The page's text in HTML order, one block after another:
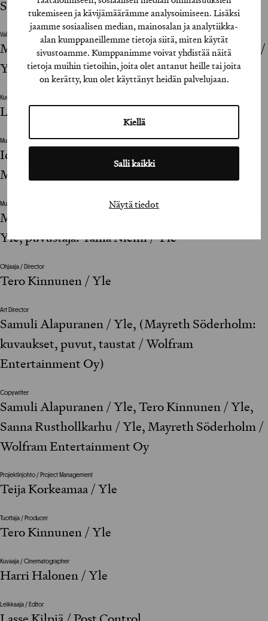
tukemiseen ja kävijämäärämme analysoimiseen. Lisäksi
jaamme sosiaalisen median, mainosalan ja analytiikka-
alan kumppaneillemme tietoja siitä, miten käytät
sivustoamme. Kumppanimme voivat yhdistää näitä
tietoja muihin tietoihin, joita olet antanut heille tai joita
on kerätty, kun olet käyttänyt heidän palvelujaan.
Kiellä
Salli kaikki
Näytä tiedot
Samuli Alapuranen / Yle
Valokuvat / Photographs
Mirka Kleemola / Imagenary Oy, Tero Kinnunen /
Yle
Kuvankäsittely / Image Editing
Lasse Kilpiä / Post Control
Muut suunnitteluun vaikuttaneet henkilöt / The design was also influenced by
Ideasparri: Pertti Pällijeff / Bob Helsinki, Jannis
Mavrostomos / Bob Helsinki
Muut suunnitteluun vaikuttaneet henkilöt / The design was also influenced by
Make Up Artists: Guy Hellström, Eva Saarinen /
Yle, puvustaja: Taina Niemi / Yle
Ohjaaja / Director
Tero Kinnunen / Yle
Art Director
Samuli Alapuranen / Yle, (Mayreth Söderholm:
kuvaukset, puvut, taustat / Wolfram
Entertainment Oy)
Copywriter
Samuli Alapuranen / Yle, Tero Kinnunen / Yle,
Sanna Rusthollkarhu / Yle, Mayreth Söderholm /
Wolfram Entertainment Oy
Projektinjohto / Project Management
Teija Korkeamaa / Yle
Tuottaja / Producer
Tero Kinnunen / Yle
Kuvaaja / Cinematographer
Harri Halonen / Yle
Leikkaaja / Editor